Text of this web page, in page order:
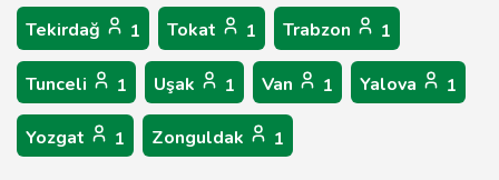
Tekirdağ 1 Tokat 1 Trabzon 1
Tunceli 1 Uşak 1 Van 1 Yalova 1
Yozgat 1 Zonguldak 1